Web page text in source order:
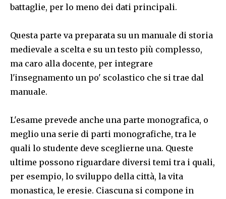
battaglie, per lo meno dei dati principali.
Questa parte va preparata su un manuale di storia
medievale a scelta e su un testo più complesso,
ma caro alla docente, per integrare
l'insegnamento un po' scolastico che si trae dal
manuale.
L'esame prevede anche una parte monografica, o
meglio una serie di parti monografiche, tra le
quali lo studente deve sceglierne una. Queste
ultime possono riguardare diversi temi tra i quali,
per esempio, lo sviluppo della città, la vita
monastica, le eresie. Ciascuna si compone in